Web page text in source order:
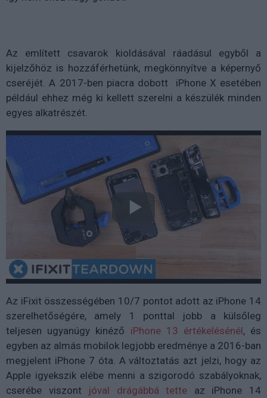
Az említett csavarok kioldásával ráadásul egyből a
kijelzőhöz is hozzáférhetünk, megkönnyítve a képernyő
cseréjét. A 2017-ben piacra dobott iPhone X esetében
például ehhez még ki kellett szerelni a készülék minden
egyes alkatrészét.
Az iFixit összességében 10/7 pontot adott az iPhone 14
szerelhetőségére, amely 1 ponttal jobb a külsőleg
teljesen ugyanúgy kinéző iPhone 13 értékelésénél, és
egyben az almás mobilok legjobb eredménye a 2016-ban
megjelent iPhone 7 óta. A változtatás azt jelzi, hogy az
Apple igyekszik elébe menni a szigorodó szabályoknak,
cserébe viszont jóval drágábbá tette az iPhone 14